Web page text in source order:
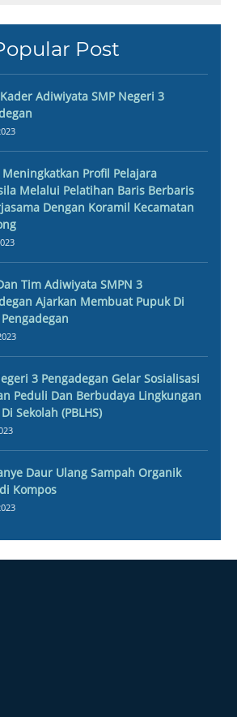
Post
Adiwiyata SMP Negeri 3
Meningkatkan Profil Pelajara
Melalui Pelatihan Baris Berbaris
Dengan Koramil Kecamatan
Tim Adiwiyata SMPN 3
Ajarkan Membuat Pupuk Di
3 Pengadegan Gelar Sosialisasi
Peduli Dan Berbudaya Lingkungan
Sekolah (PBLHS)
Daur Ulang Sampah Organik
Kompos